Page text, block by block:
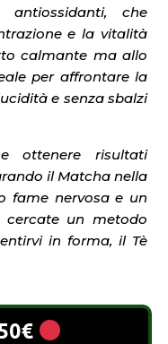
che
e la vitalità
calmante ma allo
per affrontare la
e senza sbalzi
ottenere risultati
il Matcha nella
fame nervosa e un
un metodo
in forma, il Tè